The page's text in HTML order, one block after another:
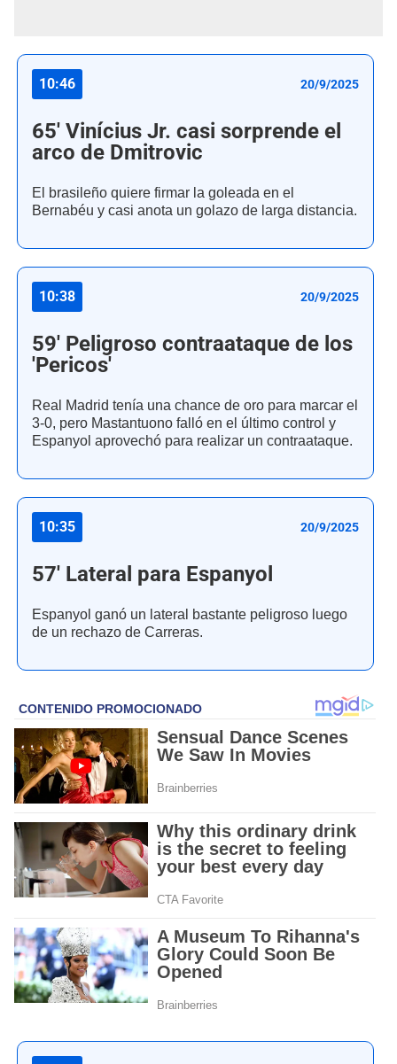
10:46 20/9/2025
65' Vinícius Jr. casi sorprende el
arco de Dmitrovic
El brasileño quiere firmar la goleada en el
Bernabéu y casi anota un golazo de larga distancia.
10:38 20/9/2025
59' Peligroso contraataque de los
'Pericos'
Real Madrid tenía una chance de oro para marcar el
3-0, pero Mastantuono falló en el último control y
Espanyol aprovechó para realizar un contraataque.
10:35 20/9/2025
57' Lateral para Espanyol
Espanyol ganó un lateral bastante peligroso luego
de un rechazo de Carreras.